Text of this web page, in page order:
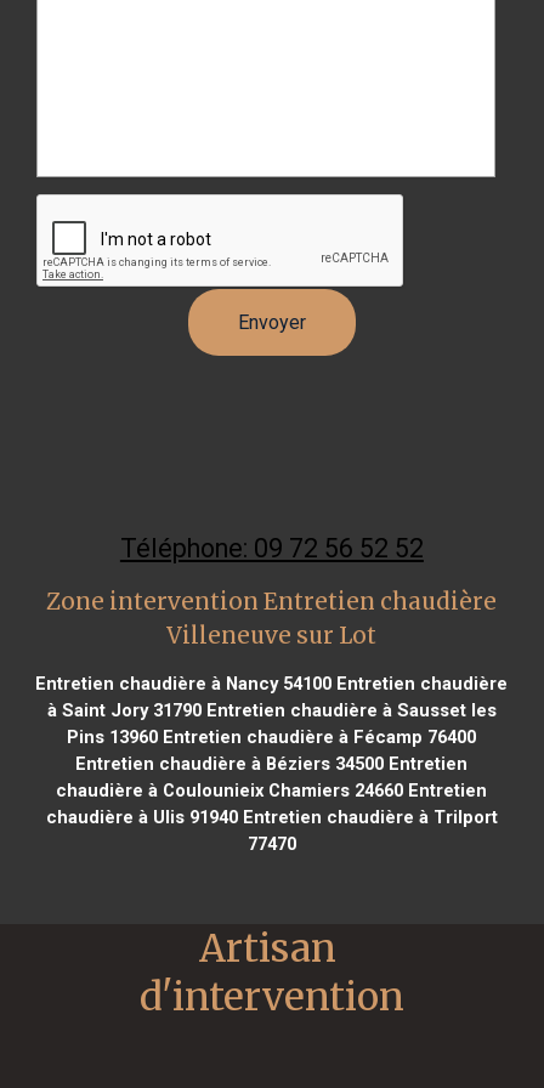
Téléphone: 09 72 56 52 52
Zone intervention Entretien chaudière
Villeneuve sur Lot
Entretien chaudière à Nancy 54100 Entretien chaudière
à Saint Jory 31790Entretien chaudière à Sausset les
Pins 13960 Entretien chaudière à Fécamp 76400
Entretien chaudière à Béziers 34500 Entretien
chaudière à Coulounieix Chamiers 24660 Entretien
chaudière à Ulis 91940Entretien chaudière à Trilport
77470
Artisan
d'intervention